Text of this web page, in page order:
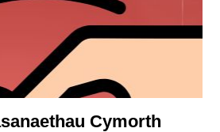
Cymorth